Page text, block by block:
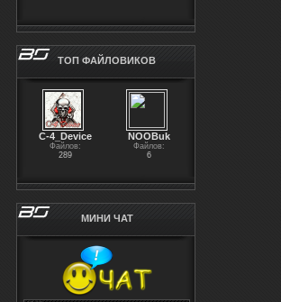
ТОП ФАЙЛОВИКОВ
С-4_Device
Файлов:
289
NOOBuk
Файлов:
6
МИНИ ЧАТ